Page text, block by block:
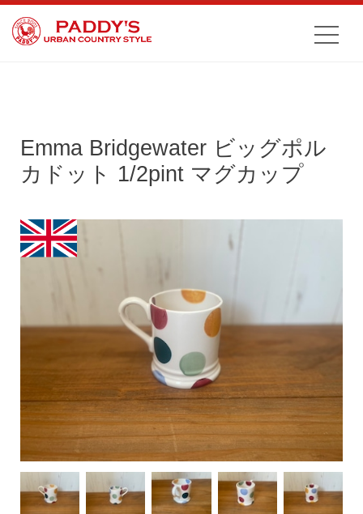
Emma Bridgewater ビッグポル
カドット 1/2pint マグカップ